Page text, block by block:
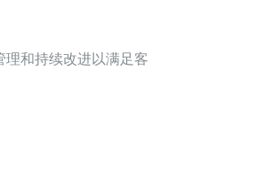
和持续改进以满足客